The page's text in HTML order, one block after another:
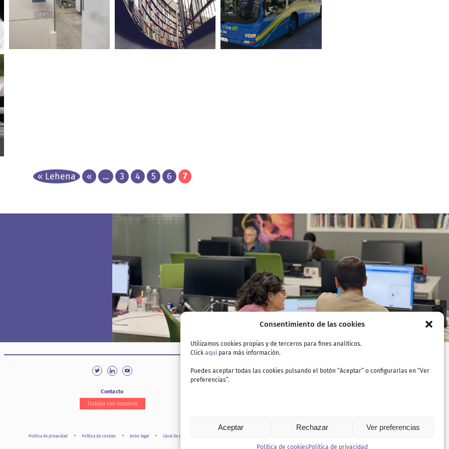
Consentimiento de las cookies
Utilizamos cookies propias y de terceros para fines analíticos.
Click aquí para más información.
Puedes aceptar todas las cookies pulsando el botón “Aceptar” o configurarlas en “Ver
preferencias”.
Aceptar Rechazar Ver preferencias
Política de cookies Politica de privacidad
Plan estratégico de
Bakaiku
Ayuntamiento de Bakaiku
Hizporal
ULMA Handling Systems
Reuniones en euskera
Danobat Kooperatiba
« Lehena « ... 3 4 5 6 7
Contacto
Trabaja con nosotros
Politica de privacidad Política de cookies Aviso legal Canal de denuncia